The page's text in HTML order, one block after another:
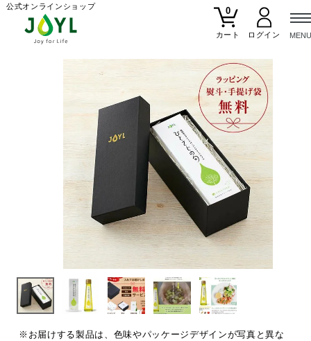
公式オンラインショップ
0
カート
※お届けする製品は、色味やパッケージデザインが写真と異な